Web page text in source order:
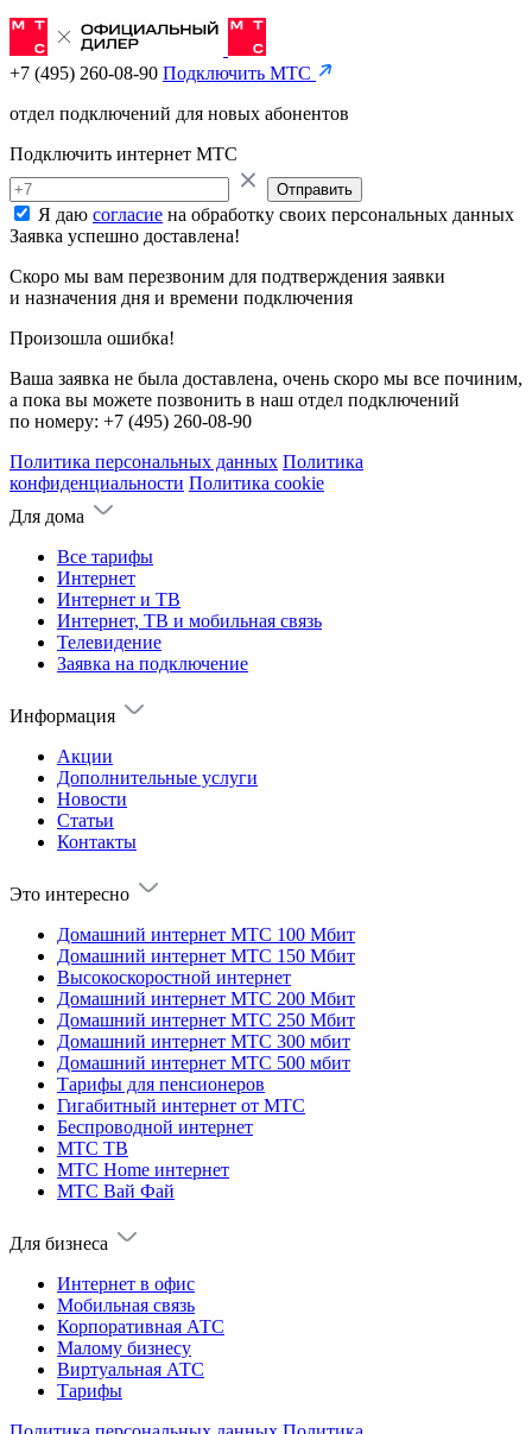
+7 (495) 260-08-90 Подключить МТС
отдел подключений для новых абонентов
Подключить интернет МТС
Отправить
Я даю согласие на обработку своих персональных данных
Заявка успешно доставлена!
Скоро мы вам перезвоним для подтверждения заявки
и назначения дня и времени подключения
Произошла ошибка!
Ваша заявка не была доставлена, очень скоро мы все починим,
а пока вы можете позвонить в наш отдел подключений
по номеру: +7 (495) 260-08-90
Политика персональных данных Политика
конфиденциальности Политика cookie
Для дома
Все тарифы
Интернет
Интернет и ТВ
Интернет, ТВ и мобильная связь
Телевидение
Заявка на подключение
Информация
Акции
Дополнительные услуги
Новости
Статьи
Контакты
Это интересно
Домашний интернет МТС 100 Мбит
Домашний интернет МТС 150 Мбит
Высокоскоростной интернет
Домашний интернет МТС 200 Мбит
Домашний интернет МТС 250 Мбит
Домашний интернет МТС 300 мбит
Домашний интернет МТС 500 мбит
Тарифы для пенсионеров
Гигабитный интернет от МТС
Беспроводной интернет
МТС ТВ
МТС Home интернет
МТС Вай Фай
Для бизнеса
Интернет в офис
Мобильная связь
Корпоративная АТС
Малому бизнесу
Виртуальная АТС
Тарифы